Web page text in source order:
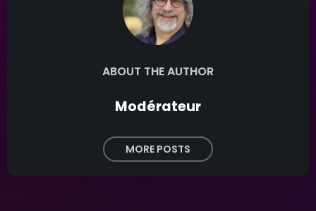
ABOUT THE AUTHOR
Modérateur
MORE POSTS